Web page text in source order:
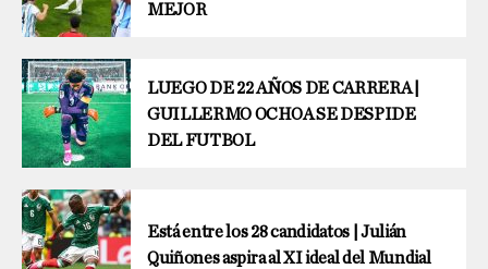
MEJOR
LUEGO DE 22 AÑOS DE CARRERA |
GUILLERMO OCHOA SE DESPIDE
DEL FUTBOL
Está entre los 28 candidatos | Julián
Quiñones aspira al XI ideal del Mundial